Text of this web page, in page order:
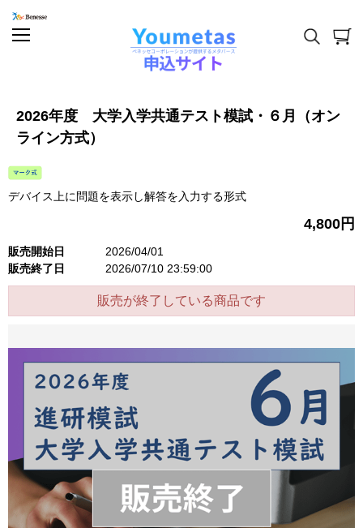
2026年度 大学入学共通テスト模試・６月（オン
ライン方式）
デバイス上に問題を表示し解答を入力する形式
4,800円
販売開始日
2026/04/01
販売終了日
2026/07/10 23:59:00
販売が終了している商品です